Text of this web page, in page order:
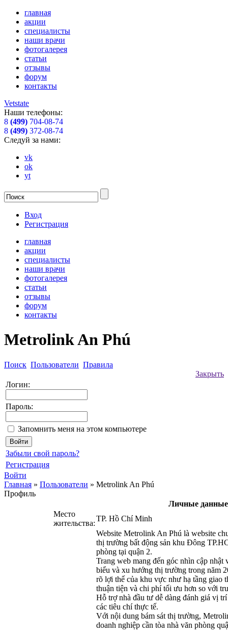
главная
акции
специалисты
наши врачи
фотогалерея
статьи
отзывы
форум
контакты
Vetstate
Наши телефоны:
8 (499) 704-08-74
8 (499) 372-08-74
Следуй за нами:
vk
ok
yt
Вход
Регистрация
главная
акции
специалисты
наши врачи
фотогалерея
статьи
отзывы
форум
контакты
Metrolink An Phú
Поиск Пользователи Правила
Закрыть
Логин:
Пароль:
Запомнить меня на этом компьютере
Забыли свой пароль?
Регистрация
Войти
Главная » Пользователи » Metrolink An Phú
Профиль
Личные данные
Место
жительства:
TP. Hồ Chí Minh
Website Metrolink An Phú là website
thị trường bất động sản khu Đông
phòng tại quận 2.
Trang web mang đến góc nhìn cập nhật
biểu và xu hướng thị trường trong năm
rõ lợi thế của khu vực như hạ tầng giao
thuận tiện và chi phí tối ưu hơn so với
Hỗ trợ nhà đầu tư dễ dàng đánh giá vị
các tiêu chí thực tế.
Với nội dung bám sát thị trường,
doanh nghiệp cần tòa nhà văn phòng